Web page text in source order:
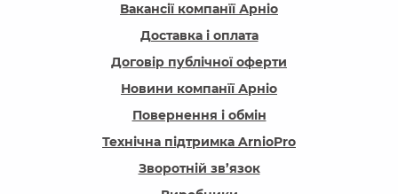
Вакансії компанїї Арніо
Доставка і оплата
Договір публічної оферти
Новини компанїї Арніо
Повернення і обмін
Технічна підтримка ArnioPro
Зворотній зв’язок